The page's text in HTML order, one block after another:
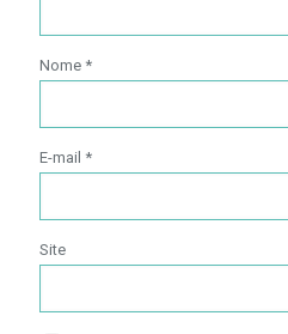
Nome *
E-mail *
Site